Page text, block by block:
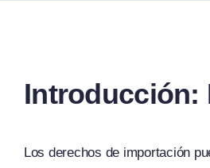
Introducción:
Los derechos de importación